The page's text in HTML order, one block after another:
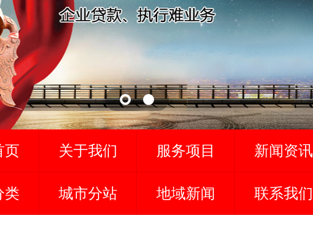
页 关于我们 服务项目 新闻资讯
类 城市分站 地域新闻 联系我们